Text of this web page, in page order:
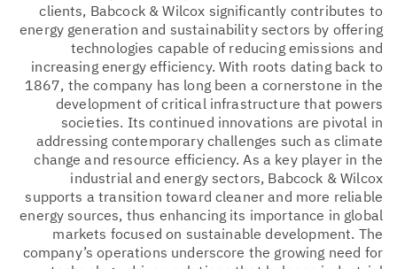
clients, Babcock & Wilcox significantly contributes to
energy generation and sustainability sectors by offering
technologies capable of reducing emissions and
increasing energy efficiency. With roots dating back to
1867, the company has long been a cornerstone in the
development of critical infrastructure that powers
societies. Its continued innovations are pivotal in
addressing contemporary challenges such as climate
change and resource efficiency. As a key player in the
industrial and energy sectors, Babcock & Wilcox
supports a transition toward cleaner and more reliable
energy sources, thus enhancing its importance in global
markets focused on sustainable development. The
company’s operations underscore the growing need for